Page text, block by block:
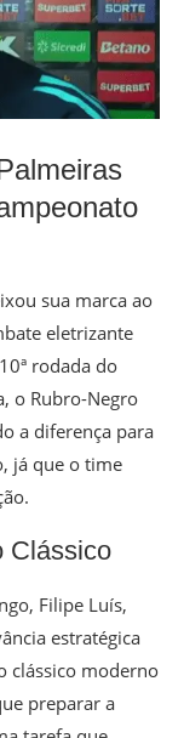
sua marca ao
eletrizante
rodada do
o Rubro-Negro
a diferença para
já que o time
Clássico
Filipe Luís,
estratégica
clássico moderno
preparar a